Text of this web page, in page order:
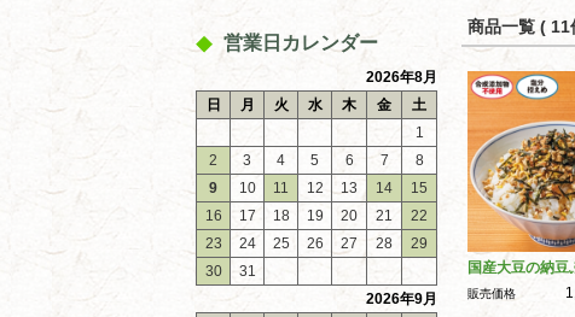
営業日カレンダー
2026年8月
日
月 火 水 木 金
土
1
2
3 4 5 6 7
8
9
10 11 12 13 14
15
16
17 18 19 20 21
22
23
24 25 26 27 28
29
30
31
2026年9月
商品一覧 ( 11
国産大豆の納豆
販売価格